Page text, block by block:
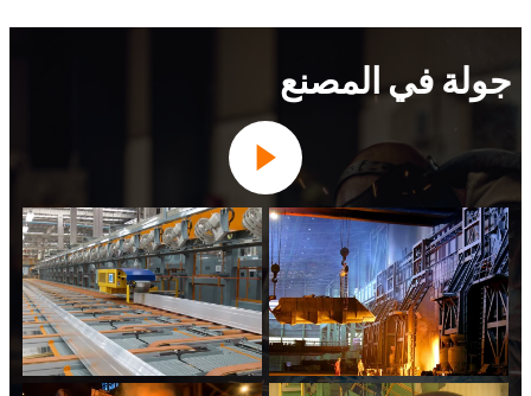
جولة في المصنع
